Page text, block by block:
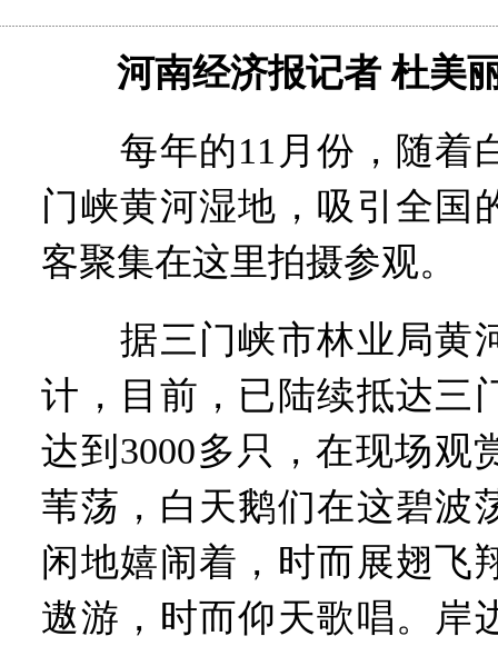
“从根本上改变了中国人民
从国家科技奖看中原创新跃
“几分钱”传言背后 河南西
习近平出席国家科学技术
工业遗存上“长”出文化IP群
河南可再生能源装机突破1
三个“没想到”刷新港区速度
336件（组）意大利文物在
河南省政协十三届常委会第
郑州、济南、青岛三城联合
2026年“文明实践进基层”主
省政协十三届常委会第二十
“七一勋章”获得者丨“炼油
“建设社会主义现代化强国
豫篮联赛结束第十七轮争
算力，正在重新“耕种”中原
河南省二十条硬核举措出炉
河南省主汛期防汛抗旱工
“从根本上改变了中国人
河南经济报记者 杜美
每年的11月份，随着
门峡黄河湿地，吸引全国
客聚集在这里拍摄参观。
据三门峡市林业局黄
计，目前，已陆续抵达三
达到3000多只，在现场观
苇荡，白天鹅们在这碧波
闲地嬉闹着，时而展翅飞
遨游，时而仰天歌唱。岸